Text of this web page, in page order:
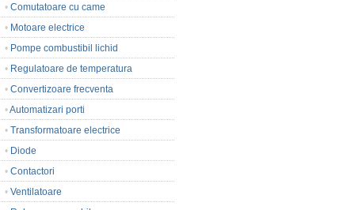
• Comutatoare cu came
• Motoare electrice
• Pompe combustibil lichid
• Regulatoare de temperatura
• Convertizoare frecventa
•Automatizari porti
• Transformatoare electrice
• Diode
• Contactori
• Ventilatoare